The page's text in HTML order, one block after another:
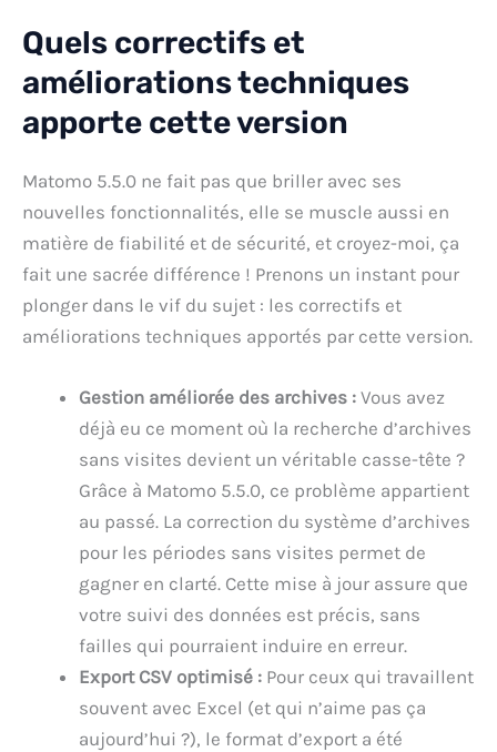
Quels correctifs et
améliorations techniques
apporte cette version
Matomo 5.5.0 ne fait pas que briller avec ses
nouvelles fonctionnalités, elle se muscle aussi en
matière de fiabilité et de sécurité, et croyez-moi, ça
fait une sacrée différence ! Prenons un instant pour
plonger dans le vif du sujet : les correctifs et
améliorations techniques apportés par cette version.
Gestion améliorée des archives : Vous avez
déjà eu ce moment où la recherche d’archives
sans visites devient un véritable casse-tête ?
Grâce à Matomo 5.5.0, ce problème appartient
au passé. La correction du système d’archives
pour les périodes sans visites permet de
gagner en clarté. Cette mise à jour assure que
votre suivi des données est précis, sans
failles qui pourraient induire en erreur.
Export CSV optimisé : Pour ceux qui travaillent
souvent avec Excel (et qui n’aime pas ça
aujourd’hui ?), le format d’export a été